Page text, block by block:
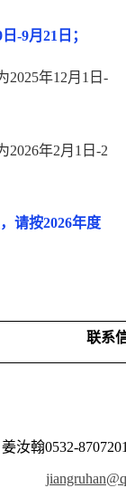
日 -9月 21 日；
2025年12月 1 日 -
2026年2月 1 日 -2
请按2026年度
联系
姜汝翰0532-